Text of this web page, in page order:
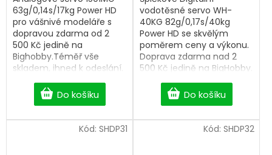
Do košíku
63g/0,14s/17kg Power HD
pro vášnivé modeláře s
dopravou zdarma od 2
500 Kč jedině na
Bighobby.Téměř vše
skladem, ihned k odeslání.
Do košíku
vodotěsné servo WH-
40KG 82g/0,17s/40kg
Power HD se skvělým
poměrem ceny a výkonu.
Doprava zdarma nad 2
500 Kč jedině na BigHobby.
pomůžeme.
Kód: SHDP31 Kód: SHDP32